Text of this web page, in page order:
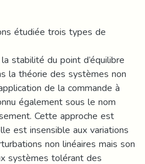
étudiée trois types de
stabilité du point d’équilibre
la théorie des systèmes non
de la commande à
également sous le nom
Cette approche est
est insensible aux variations
non linéaires mais son
systèmes tolérant des